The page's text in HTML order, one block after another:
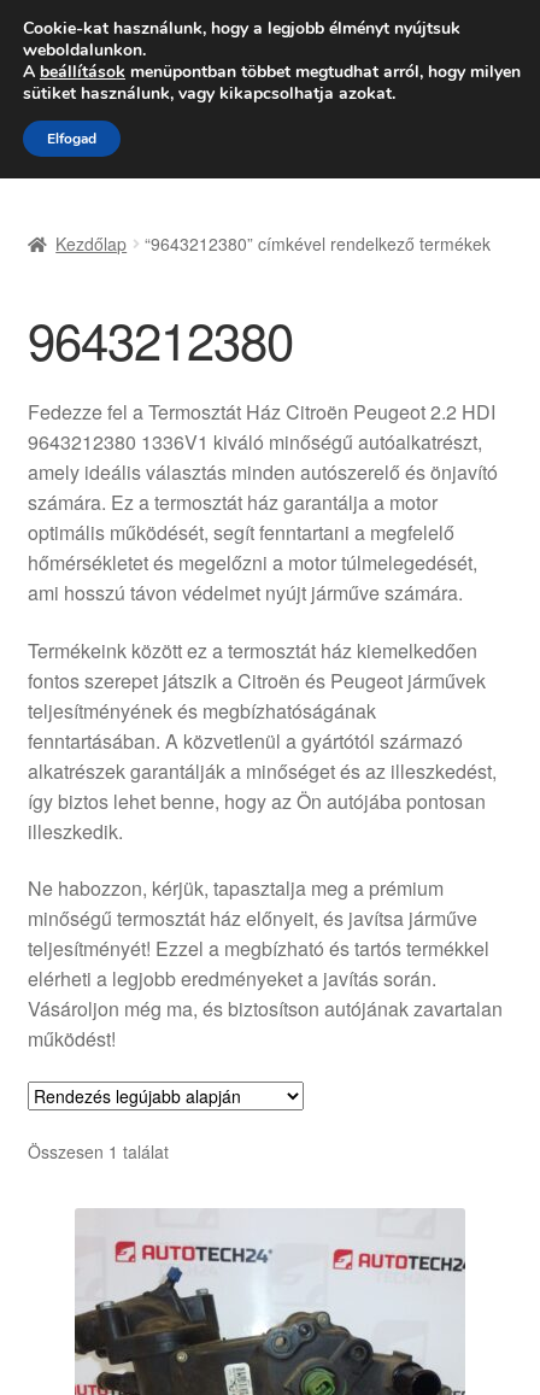
SZÁLLÍTÁS 2618 Ft-tól
Hétfő-Péntek 9:00–16:0006 80 088 054
Ugrás
a
navigációhoz
Kilépés
a
tartalomba
Adatvédelmi irányelvek
Felhasználási feltételek
Kifizetések
Panasz
Panaszkezelési szabályzat
Pénztár
Rólunk
Saját fiókom
Szállítás
Szállítás világszerte
Szekér
Kezdőlap “9643212380” címkével rendelkező termékek
9643212380
Fedezze fel a Termosztát Ház Citroën Peugeot 2.2 HDI
9643212380 1336V1 kiváló minőségű autóalkatrészt,
amely ideális választás minden autószerelő és önjavító
számára. Ez a termosztát ház garantálja a motor
optimális működését, segít fenntartani a megfelelő
hőmérsékletet és megelőzni a motor túlmelegedését,
ami hosszú távon védelmet nyújt járműve számára.
Termékeink között ez a termosztát ház kiemelkedően
fontos szerepet játszik a Citroën és Peugeot járművek
teljesítményének és megbízhatóságának
fenntartásában. A közvetlenül a gyártótól származó
alkatrészek garantálják a minőséget és az illeszkedést,
így biztos lehet benne, hogy az Ön autójába pontosan
illeszkedik.
Ne habozzon, kérjük, tapasztalja meg a prémium
minőségű termosztát ház előnyeit, és javítsa járműve
teljesítményét! Ezzel a megbízható és tartós termékkel
elérheti a legjobb eredményeket a javítás során.
Vásároljon még ma, és biztosítson autójának zavartalan
működést!
Összesen 1 találat
Cookie-kat használunk, hogy a legjobb élményt nyújtsuk
weboldalunkon.
A beállítások menüpontban többet megtudhat arról, hogy milyen
sütiket használunk, vagy kikapcsolhatja azokat.
Elfogad